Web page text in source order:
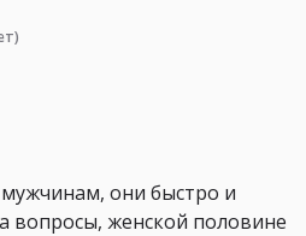
они быстро и
вопросы, женской половине